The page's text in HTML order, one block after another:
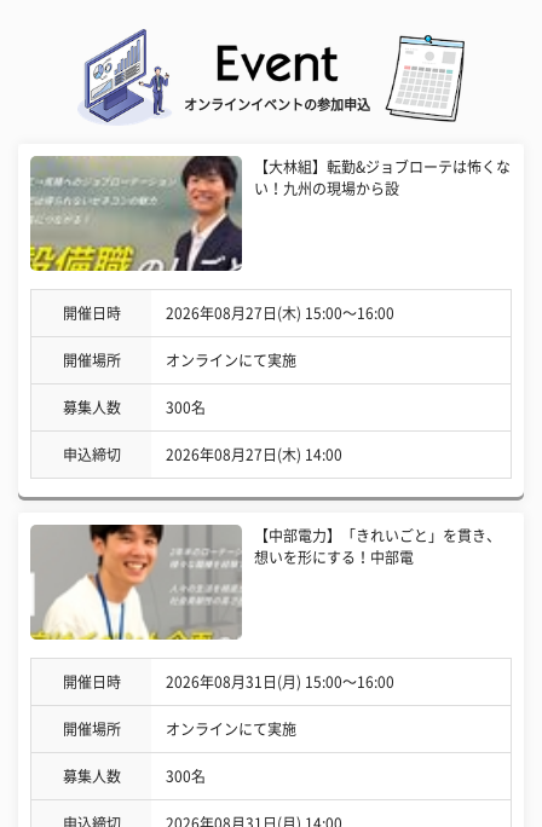
オンラインイベントの参加申込
【大林組】転勤&ジョブローテは怖くな
い！九州の現場から設
開催日時 2026年08月27日(木) 15:00〜16:00
開催場所 オンラインにて実施
募集人数 300名
申込締切 2026年08月27日(木) 14:00
【中部電力】「きれいごと」を貫き、
想いを形にする！中部電
開催日時 2026年08月31日(月) 15:00〜16:00
開催場所 オンラインにて実施
募集人数 300名
申込締切 2026年08月31日(月) 14:00